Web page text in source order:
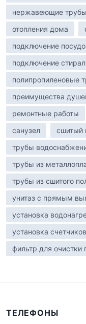
нержавеющие трубы
отопления дома
подключение
подключение
полипропиленовые
преимущества
ремонтные работы
санузел
сшитый
трубы
трубы из
трубы из сшитого
унитаз с прямым
установка
установка
фильтр для очистки
ТЕЛЕФОНЫ